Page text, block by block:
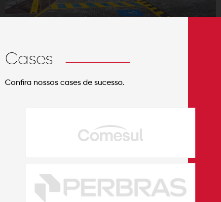
Cases
Confira nossos cases de sucesso.